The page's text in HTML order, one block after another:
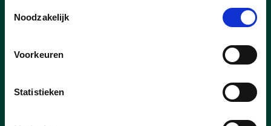
Noodzakelijk
Voorkeuren
Statistieken
succesvolle co-bedrijfsleider van de
combinatie van mijn mandaat in de
gemeenteraad en een steeds verder
houdbaar. Het voelde aan alsof ik me
niet voldoende engageerde en dat kon